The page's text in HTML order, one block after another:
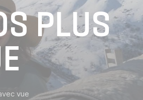
PLUS
vue